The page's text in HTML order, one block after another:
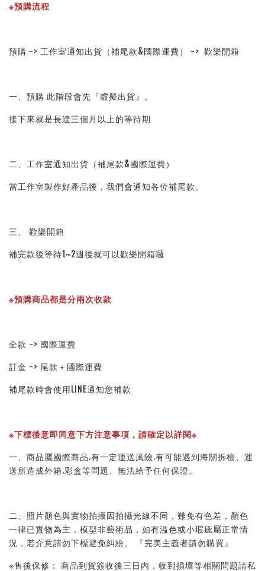
※預購流程
預購 -> 工作室通知出貨（補尾款&國際運費） -> 歡樂開箱
一、預購 此階段會先『虛擬出貨』。
接下來就是長達三個月以上的等待期
二、工作室通知出貨（補尾款&國際運費）
當工作室製作好產品後，我們會通知各位補尾款。
三、 歡樂開箱
補完款後等待1~2週後就可以歡樂開箱囉
※預購商品都是分兩次收款
全款 -> 國際運費
訂金 -> 尾款＋國際運費
補尾款時會使用LINE通知您補款
※下標後意即同意下方注意事項，請確定以詳閱※
一、商品屬國際商品.有一定運送風險.有可能遇到海關拆檢、運
送所造成外箱.彩盒等問題、無法給予任何保證。
二、照片顏色與實物拍攝因拍攝光線不同，難免有色差，顏色
一律已實物為主，模型非藝術品，如有溢色或小瑕疵屬正常情
況，若介意請勿下標避免糾紛。 『完美主義者請勿購買』
※售後保修： 商品到貨簽收後三日內，收到損壞等相關問題請私